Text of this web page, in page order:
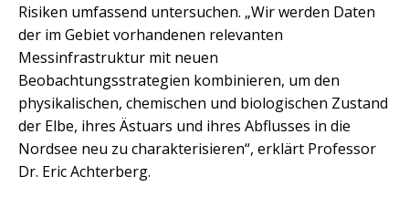
Risiken umfassend untersuchen. „Wir werden Daten
der im Gebiet vorhandenen relevanten
Messinfrastruktur mit neuen
Beobachtungsstrategien kombinieren, um den
physikalischen, chemischen und biologischen Zustand
der Elbe, ihres Ästuars und ihres Abflusses in die
Nordsee neu zu charakterisieren“, erklärt Professor
Dr. Eric Achterberg.